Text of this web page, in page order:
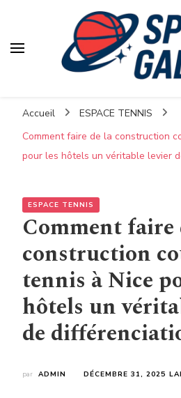
Accueil
ESPACE TENNIS
Comment faire de la construction
pour les hôtels un véritable levier
ESPACE TENNIS
Comment faire
construction
tennis à Nice
hôtels un
de
par ADMIN DÉCEMBRE 31, 2025